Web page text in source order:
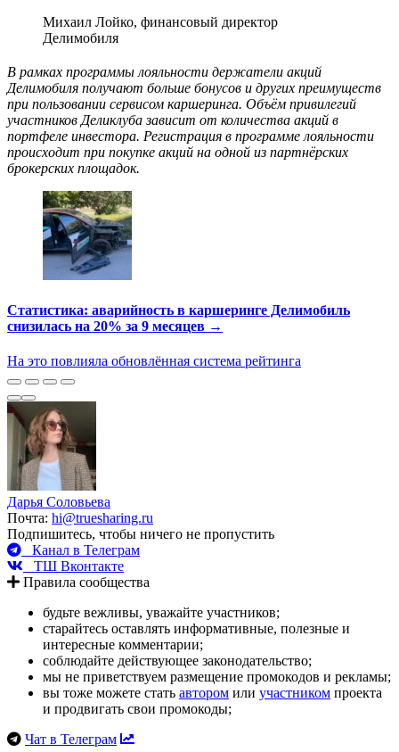
Михаил Лойко, финансовый директор
Делимобиля
В рамках программы лояльности держатели акций
Делимобиля получают больше бонусов и других преимуществ
при пользовании сервисом каршеринга. Объём привилегий
участников Деликлуба зависит от количества акций в
портфеле инвестора. Регистрация в программе лояльности
происходит при покупке акций на одной из партнёрских
брокерских площадок.
Статистика: аварийность в каршеринге Делимобиль
снизилась на 20% за 9 месяцев →
На это повлияла обновлённая система рейтинга
Дарья Соловьева
Почта: hi@truesharing.ru
Подпишитесь, чтобы ничего не пропустить
Канал в Телеграм
ТШ Вконтакте
Правила сообщества
будьте вежливы, уважайте участников;
старайтесь оставлять информативные, полезные и
интересные комментарии;
соблюдайте действующее законодательство;
мы не приветствуем размещение промокодов и рекламы;
вы тоже можете стать автором или участником проекта
и продвигать свои промокоды;
Чат в Телеграм